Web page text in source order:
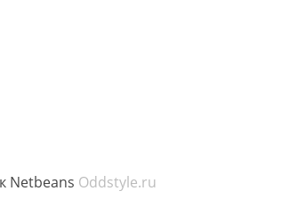
Netbeans Oddstyle.ru